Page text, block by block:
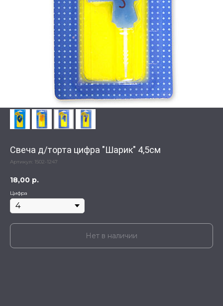
Свеча д/торта цифра "Шарик" 4,5см
Артикул: 1502-1247
18,00 р.
Цифра
Нет в наличии